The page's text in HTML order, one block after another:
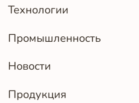
Технологии
Промышленность
Новости
Продукция